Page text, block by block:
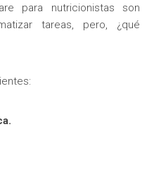
para nutricionistas son
tareas, pero, ¿qué